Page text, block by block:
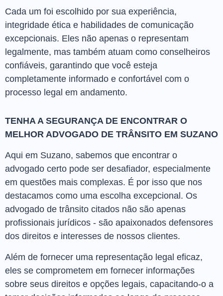
Cada um foi escolhido por sua experiência,
integridade ética e habilidades de comunicação
excepcionais. Eles não apenas o representam
legalmente, mas também atuam como conselheiros
confiáveis, garantindo que você esteja
completamente informado e confortável com o
processo legal em andamento.
TENHA A SEGURANÇA DE ENCONTRAR O
MELHOR ADVOGADO DE TRÂNSITO EM SUZANO
Aqui em Suzano, sabemos que encontrar o
advogado certo pode ser desafiador, especialmente
em questões mais complexas. É por isso que nos
destacamos como uma escolha excepcional. Os
advogado de trânsito citados não são apenas
profissionais jurídicos - são apaixonados defensores
dos direitos e interesses de nossos clientes.
Além de fornecer uma representação legal eficaz,
eles se comprometem em fornecer informações
sobre seus direitos e opções legais, capacitando-o a